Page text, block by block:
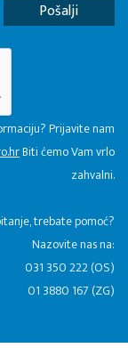
Prijavite nam
Biti ćemo Vam vrlo
zahvalni.
trebate pomoć?
Nazovite nas na:
031 350 222 (OS)
01 3880 167 (ZG)